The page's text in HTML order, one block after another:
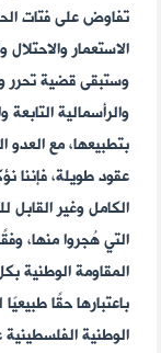
تفاوض على فتات
الاستعمار
وستبقى قضية تحرر
والرأسمالية
بتطبيعها، مع
الكامل وغير القابل
المقاومة الوطنية
الوطنية